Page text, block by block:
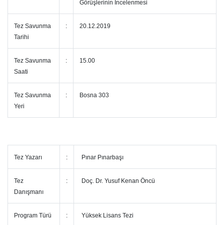
Görüşlerinin İncelenmesi
Tez Savunma
Tarihi
: 20.12.2019
Tez Savunma
Saati
: 15.00
Tez Savunma
Yeri
: Bosna 303
Tez Yazarı : Pınar Pınarbaşı
Tez
Danışmanı
: Doç. Dr. Yusuf Kenan Öncü
Program Türü : Yüksek Lisans Tezi